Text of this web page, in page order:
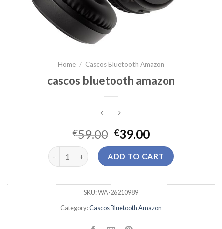
Home / Cascos Bluetooth Amazon
cascos bluetooth amazon
€59.00 €39.00
cascos bluetooth amazon quantity
ADD TO CART
SKU:WA-26210989
Category:Cascos Bluetooth Amazon